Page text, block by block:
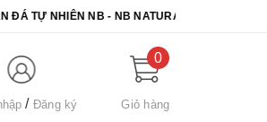
NB - NB NATURAL STONE. CHÚC QUÝ
Đăng ký
0
Giỏ hàng